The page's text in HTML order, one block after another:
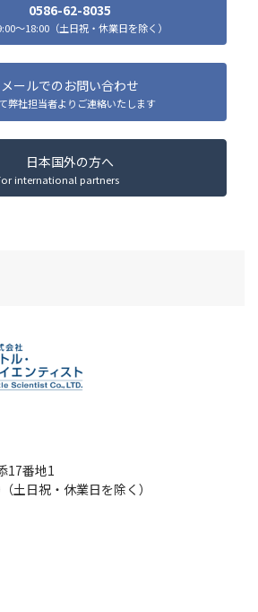
0586-62-8035
～18:00（土日祝・休業日を除く）
メールでのお問い合わせ
弊社担当者よりご連絡いたします
日本国外の方へ
international partners
17番地1
土日祝・休業日を除く）